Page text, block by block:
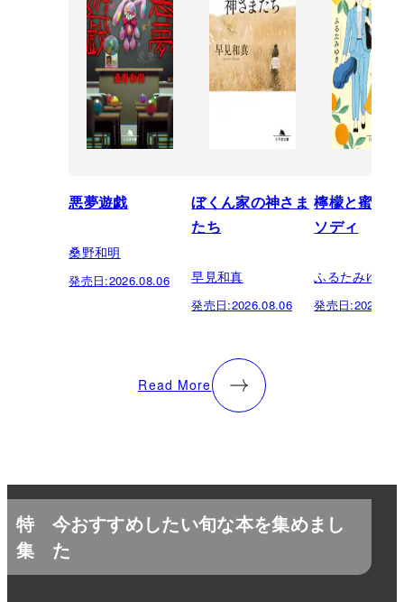
悪夢遊戯
桑野和明
発売日:2026.08.06
ぼくん家の神さま
たち
早見和真
発売日:2026.08.06
檸檬と蜜柑
ソディ
ふるたみゆき
発売日:
Read More
特
集
今おすすめしたい旬な本を集めまし
た